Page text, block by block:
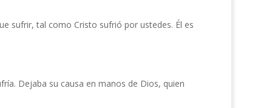
sufrir, tal como Cristo sufrió por ustedes. Él es
Dejaba su causa en manos de Dios, quien